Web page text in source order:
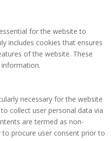
for the website to
includes cookies that ensures
of the website. These
necessary for the website
collect user personal data via
are termed as non-
procure user consent prior to